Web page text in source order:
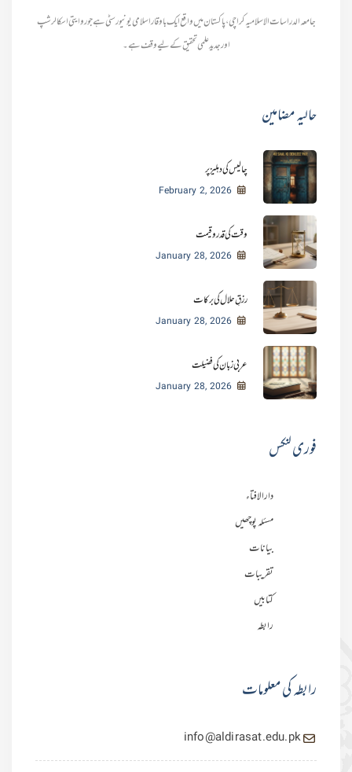
جامعہ الدراسات الاسلامیہ کراچی، پاکستان میں واقع ایک باوقار اسلامی یونیورسٹی ہے جو روایتی اسکالرشپ
اور جدید علمی تحقیق کے لیے وقف ہے۔
حالیہ مضامین
چالیس کی دہلیز پر
February 2, 2026
وقت کی قدر و قیمت
January 28, 2026
رزقِ حلال کی برکات
January 28, 2026
عربی زبان کی فضیلت
January 28, 2026
فوری لنکس
دارالافتاء
مسئلہ پوچھیں
بیانات
تقریبات
کتابیں
رابطہ
رابطہ کی معلومات
info@aldirasat.edu.pk